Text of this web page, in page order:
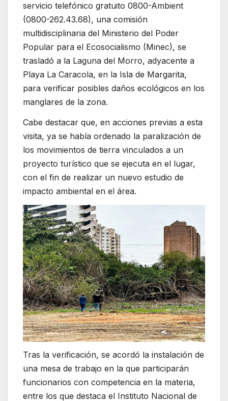
servicio telefónico gratuito 0800-Ambient
(0800-262.43.68), una comisión
multidisciplinaria del Ministerio del Poder
Popular para el Ecosocialismo (Minec), se
trasladó a la Laguna del Morro, adyacente a
Playa La Caracola, en la Isla de Margarita,
para verificar posibles daños ecológicos en los
manglares de la zona.
Cabe destacar que, en acciones previas a esta
visita, ya se había ordenado la paralización de
los movimientos de tierra vinculados a un
proyecto turístico que se ejecuta en el lugar,
con el fin de realizar un nuevo estudio de
impacto ambiental en el área.
Tras la verificación, se acordó la instalación de
una mesa de trabajo en la que participarán
funcionarios con competencia en la materia,
entre los que destaca el Instituto Nacional de